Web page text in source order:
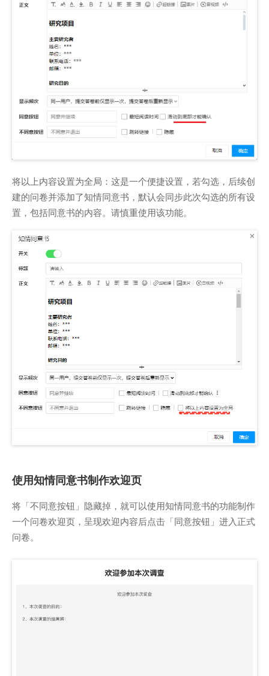
将以上内容设置为全局：这是一个便捷设置，若勾选，后续创
建的问卷并添加了知情同意书，默认会同步此次勾选的所有设
置，包括同意书的内容。请慎重使用该功能。
使用知情同意书制作欢迎页
将「不同意按钮」隐藏掉，就可以使用知情同意书的功能制作
一个问卷欢迎页，呈现欢迎内容后点击「同意按钮」进入正式
问卷。